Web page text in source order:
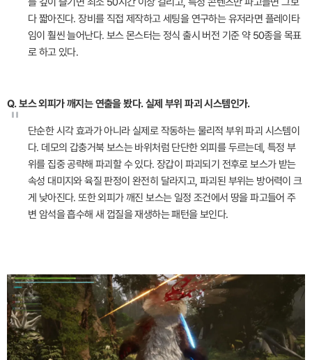
다 짧아진다. 장비를 직접 제작하고 세팅을 연구하는 유저라면 플레이타
임이 훨씬 늘어난다. 보스 몬스터는 정식 출시 버전 기준 약 50종을 목표
로 하고 있다.
Q. 보스 외피가 깨지는 연출을 봤다. 실제 부위 파괴 시스템인가.
"
단순한 시각 효과가 아니라 실제로 작동하는 물리적 부위 파괴 시스템이
다. 데모의 갑충거북 보스는 바위처럼 단단한 외피를 두르는데, 특정 부
위를 집중 공략해 파괴할 수 있다. 장갑이 파괴되기 전후로 보스가 받는
속성 대미지와 육질 판정이 완전히 달라지고, 파괴된 부위는 방어력이 크
게 낮아진다. 또한 외피가 깨진 보스는 일정 조건에서 땅을 파고들어 주
변 암석을 흡수해 새 껍질을 재생하는 패턴을 보인다.